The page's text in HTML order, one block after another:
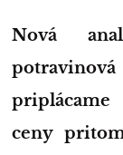
Nová analýza poukázala, že hoci
potravinová
priplácame
ceny